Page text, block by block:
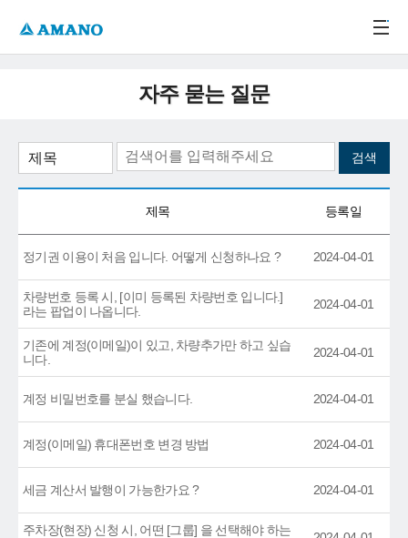
자주 묻는 질문
제목 등록일
정기권 이용이 처음 입니다. 어떻게 신청하나요 ? 2024-04-01
차량번호 등록 시, [이미 등록된 차량번호 입니다.]
라는 팝업이 나옵니다.
2024-04-01
기존에 계정(이메일)이 있고, 차량추가만 하고 싶습
니다.
2024-04-01
계정 비밀번호를 분실 했습니다. 2024-04-01
계정(이메일) 휴대폰번호 변경 방법 2024-04-01
세금 계산서 발행이 가능한가요 ? 2024-04-01
주차장(현장) 신청 시, 어떤 [그룹] 을 선택해야 하는